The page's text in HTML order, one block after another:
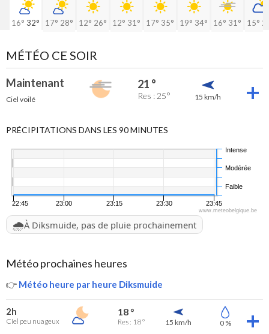
16° 32° 17° 28° 12° 26° 12° 31° 17° 35° 19° 34° 16° 31° 15°
MÉTÉO CE SOIR
Maintenant
Ciel voilé
21 °
Res : 25° 15 km/h
PRÉCIPITATIONS DANS LES 90 MINUTES
22:45 23:00 23:15 23:30 23:45
Faible
Modérée
Intense
www.meteobelgique.be
🌧️À Diksmuide, pas de pluie prochainement
Météo prochaines heures
👉 Météo heure par heure Diksmuide
2h
Ciel peu nuageux
18 °
Res : 18 ° 15 km/h 0 %